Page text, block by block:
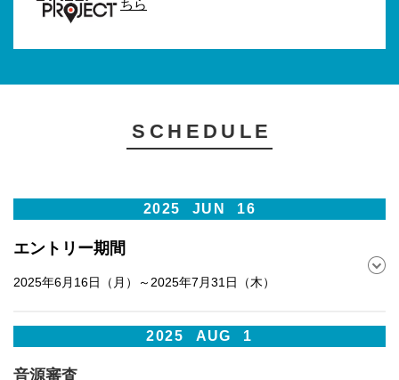
ちら
SCHEDULE
2025 JUN 16
エントリー期間
2025年6月16日（月）～2025年7月31日（木）
2025 AUG 1
音源審査